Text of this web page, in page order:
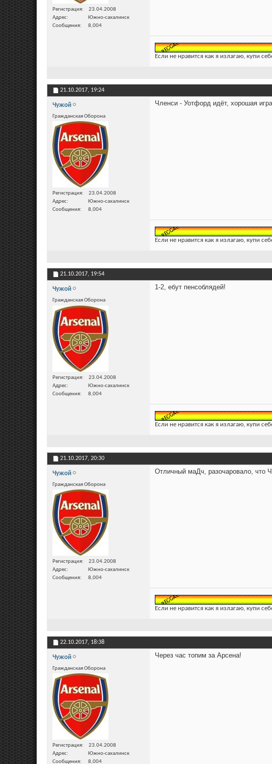
Регистрация
23.04.2008
Адрес
Южно-сахалинск
Сообщения
8,004
Если не нравится как я излагаю, купи
21.10.2017, 19:24
Чужой
Гражданская Оборона
Регистрация
23.04.2008
Адрес
Южно-сахалинск
Сообщения
8,004
Членси - Уотфорд идёт, хорошая
Если не нравится как я излагаю, купи
21.10.2017, 19:54
Чужой
Гражданская Оборона
Регистрация
23.04.2008
Адрес
Южно-сахалинск
Сообщения
8,004
1-2, ебут пенсоблядей!
Если не нравится как я излагаю, купи
21.10.2017, 20:30
Чужой
Гражданская Оборона
Регистрация
23.04.2008
Адрес
Южно-сахалинск
Сообщения
8,004
Отличный маДч, разочаровало, что
Если не нравится как я излагаю, купи
22.10.2017, 18:38
Чужой
Гражданская Оборона
Регистрация
23.04.2008
Адрес
Южно-сахалинск
Сообщения
8,004
Через час топим за Арсена!